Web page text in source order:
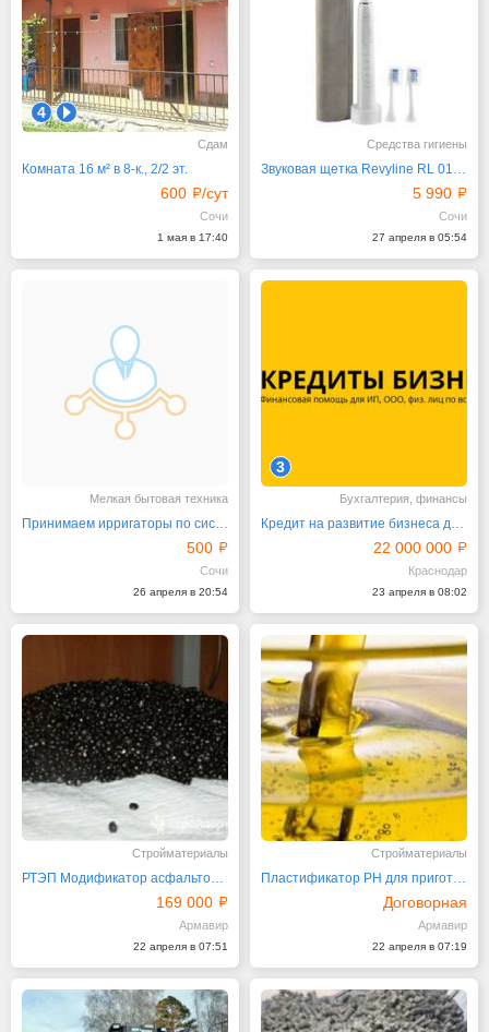
4 1
Сдам
Комната 16 м² в 8-к., 2/2 эт.
600 /сут
Сочи
1 мая в 17:40
Средства гигиены
Звуковая щетка Revyline RL 015 в белом дизайне
5 990
Сочи
27 апреля в 05:54
Мелкая бытовая техника
Принимаем ирригаторы по системе трейд-ин от бренда
500
Сочи
26 апреля в 20:54
3
Бухгалтерия, финансы
Кредит на развитие бизнеса для ИП, ООО, физ.лицам
22 000 000
Краснодар
23 апреля в 08:02
Стройматериалы
РТЭП Модификатор асфальтобетона
169 000
Армавир
22 апреля в 07:51
Стройматериалы
Пластификатор РН для приготовления ПБВ. РосТЭС-Юг
Договорная
Армавир
22 апреля в 07:19